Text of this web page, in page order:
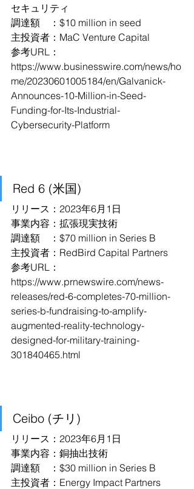
セキュリティ
調達額　：$10 million in seed
主投資者：MaC Venture Capital
参考URL：
https://www.businesswire.com/news/ho
me/20230601005184/en/Galvanick-
Announces-10-Million-in-Seed-
Funding-for-Its-Industrial-
Cybersecurity-Platform
Red 6 (米国)
リリース：2023年6月1日
事業内容：拡張現実技術
調達額　：$70 million in Series B
主投資者：RedBird Capital Partners
参考URL：
https://www.prnewswire.com/news-
releases/red-6-completes-70-million-
series-b-fundraising-to-amplify-
augmented-reality-technology-
designed-for-military-training-
301840465.html
Ceibo (チリ)
リリース：2023年6月1日
事業内容：銅抽出技術
調達額　：$30 million in Series B
主投資者：Energy Impact Partners